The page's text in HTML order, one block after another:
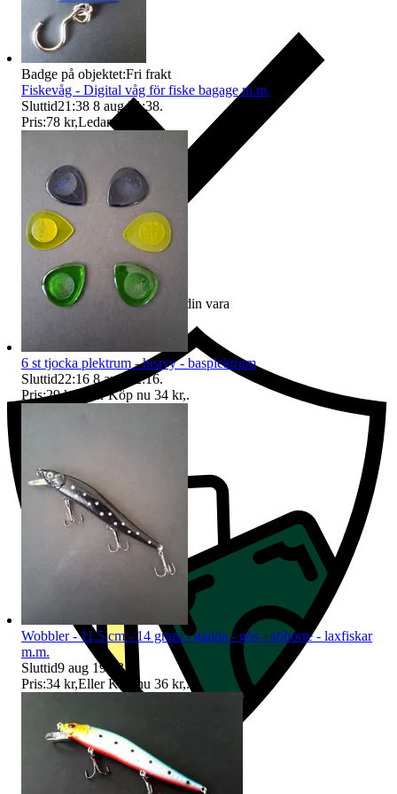
Ersättning om du inte får din vara
Badge på objektet:Fri frakt
Fiskevåg - Digital våg för fiske bagage m.m.
Sluttid21:38 8 aug 21:38.
Pris:78 kr,Ledande bud .
6 st tjocka plektrum - heavy - basplektrum
Sluttid22:16 8 aug 22:16.
Pris:29 kr, Eller Köp nu 34 kr,.
Wobbler - 11,5 cm - 14 gram - gädda - gös - abborre - laxfiskar
m.m.
Sluttid9 aug 19:53.
Pris:34 kr,Eller Köp nu 36 kr,.